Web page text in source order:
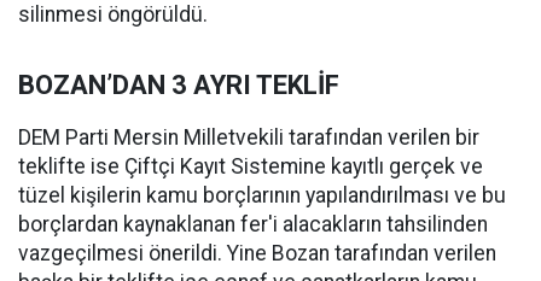
silinmesi öngörüldü.
BOZAN’DAN 3 AYRI TEKLİF
DEM Parti Mersin Milletvekili tarafından verilen bir
teklifte ise Çiftçi Kayıt Sistemine kayıtlı gerçek ve
tüzel kişilerin kamu borçlarının yapılandırılması ve bu
borçlardan kaynaklanan fer'i alacakların tahsilinden
vazgeçilmesi önerildi. Yine Bozan tarafından verilen